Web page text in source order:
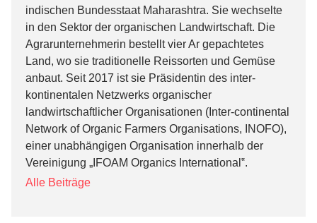
indischen Bundesstaat Maharashtra. Sie wechselte
in den Sektor der organischen Landwirtschaft. Die
Agrarunternehmerin bestellt vier Ar gepachtetes
Land, wo sie traditionelle Reissorten und Gemüse
anbaut. Seit 2017 ist sie Präsidentin des inter-
kontinentalen Netzwerks organischer
landwirtschaftlicher Organisationen (Inter-continental
Network of Organic Farmers Organisations, INOFO),
einer unabhängigen Organisation innerhalb der
Vereinigung „IFOAM Organics International‟.
Alle Beiträge